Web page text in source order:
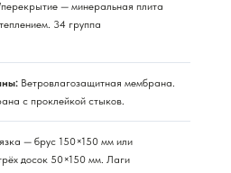
— минеральная плита
34 группа
Ветровлагозащитная мембрана.
с проклейкой стыков.
— брус 150×150 мм или
досок 50×150 мм. Лаги